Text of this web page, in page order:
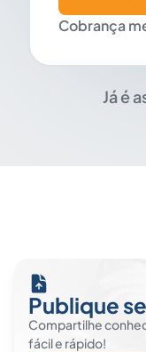
Cobrança
Já é
Publique
Compartilhe
fácil e rápido!